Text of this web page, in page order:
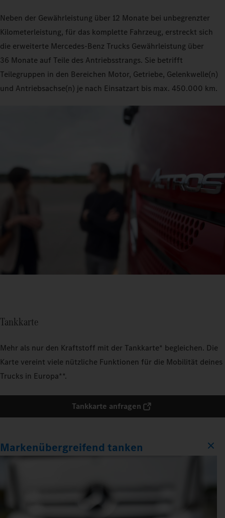
Neben der Gewährleistung über 12 Monate bei unbegrenzter
Kilometerleistung, für das komplette Fahrzeug, erstreckt sich
die erweiterte Mercedes‑Benz Trucks Gewährleistung über
36 Monate auf Teile des Antriebsstrangs. Sie betrifft
Teilegruppen in den Bereichen Motor, Getriebe, Gelenkwelle(n)
und Antriebsachse(n) je nach Einsatzart bis max. 450.000 km.
Tankkarte
Mehr als nur den Kraftstoff mit der Tankkarte* begleichen. Die
Karte vereint viele nützliche Funktionen für die Mobilität deines
Trucks in Europa**.
Tankkarte anfragen
Markenübergreifend tanken